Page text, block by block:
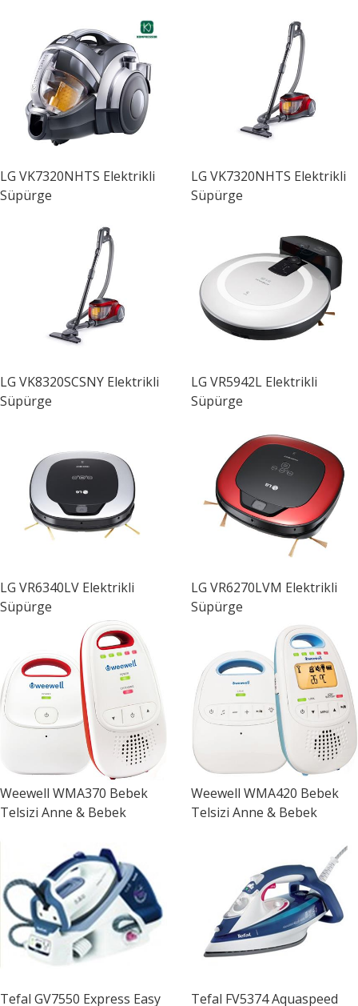
LG VK7320NHTS Elektrikli
Süpürge
LG VK7320NHTS Elektrikli
Süpürge
LG VK8320SCSNY Elektrikli
Süpürge
LG VR5942L Elektrikli
Süpürge
LG VR6340LV Elektrikli
Süpürge
LG VR6270LVM Elektrikli
Süpürge
Weewell WMA370 Bebek
Telsizi Anne & Bebek
Weewell WMA420 Bebek
Telsizi Anne & Bebek
Tefal GV7550 Express Easy Tefal FV5374 Aquaspeed